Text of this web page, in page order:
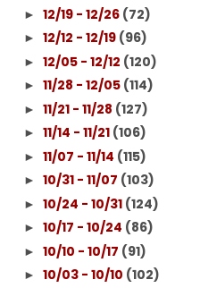
► 12/19 - 12/26 (72)
► 12/12 - 12/19 (96)
► 12/05 - 12/12 (120)
► 11/28 - 12/05 (114)
► 11/21 - 11/28 (127)
► 11/14 - 11/21 (106)
► 11/07 - 11/14 (115)
► 10/31 - 11/07 (103)
► 10/24 - 10/31 (124)
► 10/17 - 10/24 (86)
► 10/10 - 10/17 (91)
► 10/03 - 10/10 (102)